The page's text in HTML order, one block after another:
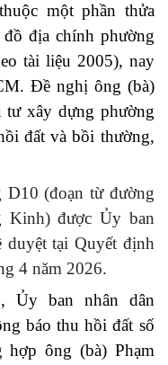
một phần thửa
đồ địa chính phường
tài liệu 2005), nay
. Đề nghị ông (bà)
tư xây dựng phường
đất và bồi thường,
(đoạn từ đường
Kinh) được Ủy ban
duyệt tại Quyết định
4 năm 2026.
Ủy ban nhân dân
báo thu hồi đất số
hợp ông (bà) Phạm